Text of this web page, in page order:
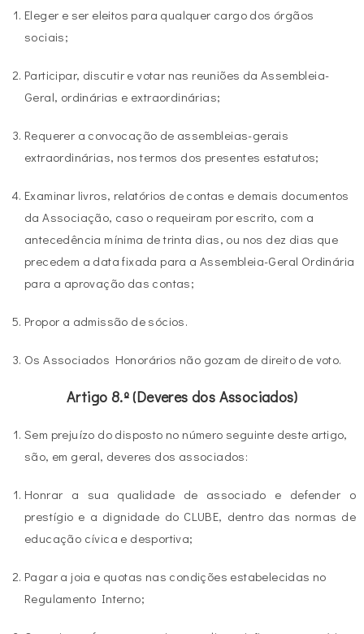
Eleger e ser eleitos para qualquer cargo dos órgãos
sociais;
Participar, discutir e votar nas reuniões da Assembleia-
Geral, ordinárias e extraordinárias;
Requerer a convocação de assembleias-gerais
extraordinárias, nos termos dos presentes estatutos;
Examinar livros, relatórios de contas e demais documentos
da Associação, caso o requeiram por escrito, com a
antecedência mínima de trinta dias, ou nos dez dias que
precedem a data fixada para a Assembleia-Geral Ordinária
para a aprovação das contas;
Propor a admissão de sócios.
Os Associados Honorários não gozam de direito de voto.
Artigo 8.º (Deveres dos Associados)
Sem prejuízo do disposto no número seguinte deste artigo,
são, em geral, deveres dos associados:
Honrar a sua qualidade de associado e defender o
prestígio e a dignidade do CLUBE, dentro das normas de
educação cívica e desportiva;
Pagar a joia e quotas nas condições estabelecidas no
Regulamento Interno;